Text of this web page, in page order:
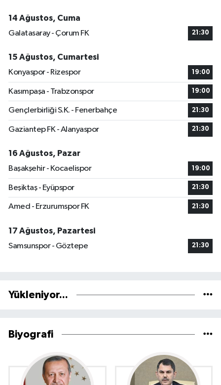
14 Ağustos, Cuma
Galatasaray - Çorum FK
21:30
15 Ağustos, Cumartesi
Konyaspor - Rizespor
19:00
Kasımpaşa - Trabzonspor 19:00
Gençlerbirliği S.K. - Fenerbahçe 21:30
Gaziantep FK - Alanyaspor 21:30
16 Ağustos, Pazar
Başakşehir - Kocaelispor
19:00
Beşiktaş - Eyüpspor 21:30
Amed - Erzurumspor FK 21:30
17 Ağustos, Pazartesi
Samsunspor - Göztepe
21:30
Yükleniyor...
Biyografi